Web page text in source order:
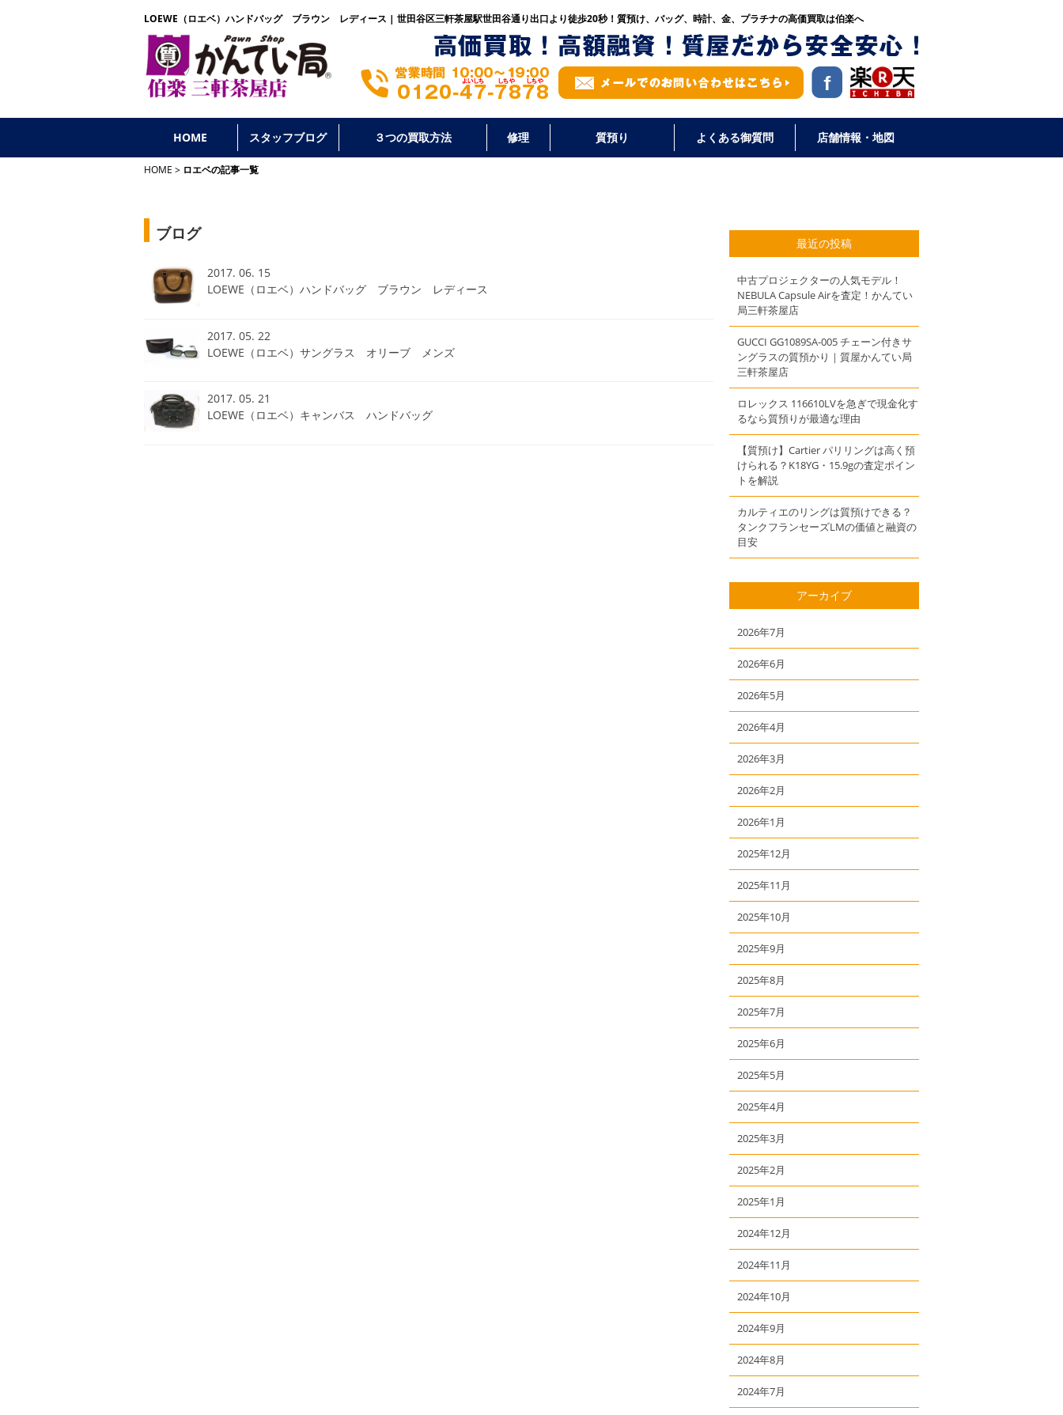
LOEWE（ロエベ）ハンドバッグ ブラウン レディース | 世田谷区三軒茶屋駅世田谷通り出口より徒歩20秒！ 質預け、バッグ、時計、金、プラチナの高価買取は伯楽へ
HOME スタッフブログ ３つの買取方法 修理 質預り よくある御質問 店舗情報・地図
HOME ロエベの記事一覧
ブログ
2017. 06. 15
LOEWE（ロエベ）ハンドバッグ ブラウン レディース
2017. 05. 22
LOEWE（ロエベ）サングラス オリーブ メンズ
2017. 05. 21
LOEWE（ロエベ）キャンバス ハンドバッグ
最近の投稿
中古プロジェクターの人気モデル！
NEBULA Capsule Airを査定！かんてい
局三軒茶屋店
GUCCI GG1089SA-005 チェーン付きサ
ングラスの質預かり｜質屋かんてい局
三軒茶屋店
ロレックス 116610LVを急ぎで現金化す
るなら質預りが最適な理由
【質預け】Cartier パリリングは高く預
けられる？K18YG・15.9gの査定ポイン
トを解説
カルティエのリングは質預けできる？
タンクフランセーズLMの価値と融資の
目安
アーカイブ
2026年7月
2026年6月
2026年5月
2026年4月
2026年3月
2026年2月
2026年1月
2025年12月
2025年11月
2025年10月
2025年9月
2025年8月
2025年7月
2025年6月
2025年5月
2025年4月
2025年3月
2025年2月
2025年1月
2024年12月
2024年11月
2024年10月
2024年9月
2024年8月
2024年7月